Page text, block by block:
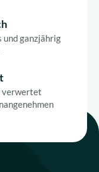
und ganzjährig
verwertet